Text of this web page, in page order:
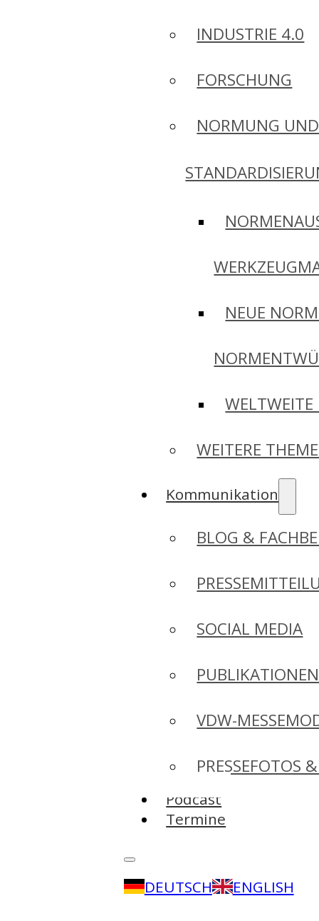
INDUSTRIE 4.0
FORSCHUNG
NORMUNG UND
NEUE
WEITERE
Kommunikation
BLOG &
SOCIAL MEDIA
PUBLIKATIONEN
VDW-
PRESSEFOTOS
Podcast
Termine
DEUTSCH ENGLISH